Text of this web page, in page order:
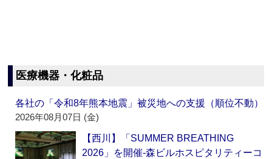
医療機器・化粧品
各社の「令和8年熊本地震」被災地への支援（順位不動）
2026年08月07日 (金)
【西川】「SUMMER BREATHING
2026」を開催‐森ビルホスピタリティーコ